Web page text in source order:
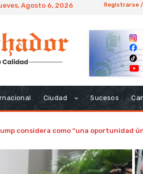
Agosto 6, 2026 Registrarse
Ciudad Sucesos
considera como “una oportunidad